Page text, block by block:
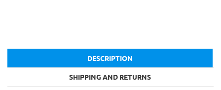
DESCRIPTION
SHIPPING AND RETURNS